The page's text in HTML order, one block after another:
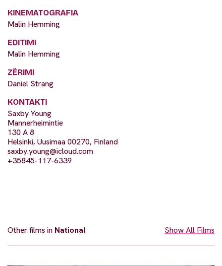
KINEMATOGRAFIA
Malin Hemming
EDITIMI
Malin Hemming
ZËRIMI
Daniel Strang
KONTAKTI
Saxby Young
Mannerheimintie
130 A 8
Helsinki, Uusimaa 00270, Finland
saxby.young@icloud.com
+35845-117-6339
Other films in National Show All Films